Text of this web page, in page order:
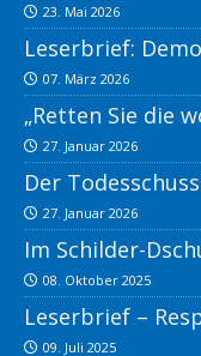
23. Mai 2026
Leserbrief:
07. März 2026
„Retten Sie die
27. Januar 2026
Der
27. Januar 2026
Im Schilder-
08. Oktober 2025
Leserbrief –
09. Juli 2025